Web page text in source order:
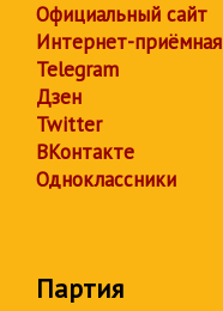
Официальный сайт
Интернет-приёмная
Telegram
Дзен
Twitter
ВКонтакте
Одноклассники
Партия